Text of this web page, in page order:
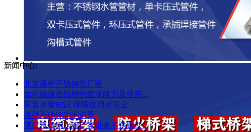
新闻中心:
北京通州不锈钢管厂家
如何确保母线槽的载流能力及使用...
家装水管知识 保障饮用水安全
薄壁不锈钢管的前景
薄壁不锈钢水管厂家带来不锈钢型...